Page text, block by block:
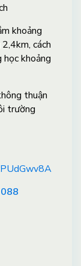
khoảng
cách
học khoảng
thuận
trường